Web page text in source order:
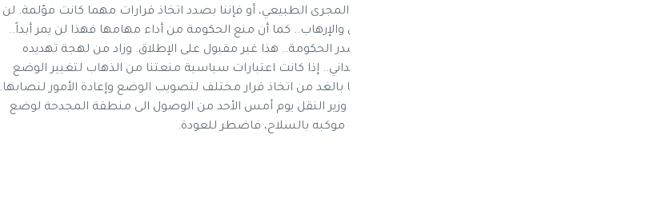
كل الاجراءات لإعادة العلاقة مع الإمارات الى المجرى الطبيعي، أو فإننا بصدد اتخاذ قرارات مهما كانت مؤلمة. لن
تقبل الحكومة باستمرار هذا العبث والفوضى والإرهاب.. كما أن منع الحكومة من أداء مهامها فهذا لن يمر أبداً..
الحكومة في 28 يناير تم توجيه البندقية الى صدر الحكومة.. هذا غير مقبول على الإطلاق. وزاد من لهجة تهديده
بشكل أكثر وضوحاً قائلاً: ليسمع القاصي والداني.. إذا كانت اعتبارات سياسية منعتنا من الذهاب لتغيير الوضع
عسكرياً فيما مضى، فبالتأكيد أنها لن تمنعنا بالغد من اتخاذ قرار مختلف لتصويب الوضع وإعادة الأمور لنصابها.
وكانت قوات من النخبة الشبوانية قد منعت وزير النقل يوم أمس الأحد من الوصول الى منطقة المجدحة لوضع
حجر الأساس لميناء قناء وهددت باستهداف موكبه بالسلاح، فاضطر للعودة.